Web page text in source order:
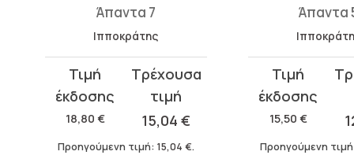
Άπαντα 7
Ιπποκράτης
18,80 €
Original
price
was:
18,80 €.
15,04€
τρέχουσα
τιμή
είναι:
Προηγούμενη τιμή: 15,04 €.
Άπαντα
15,50 €
Original
price
was:
15,50 €.
τρέχουσα
τιμή
είναι:
Προηγούμενη